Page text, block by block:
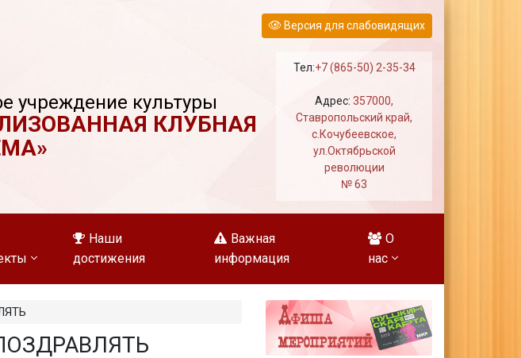
Версия для слабовидящих
учреждение культуры
КЛУБНАЯ
Тел:+7 (865-50) 2-35-34
Адрес:357000,
Ставропольский край,
с.Кочубеевское,
ул.Октябрьской
революции
№ 63
Наши
достижения
Важная
информация
О
нас